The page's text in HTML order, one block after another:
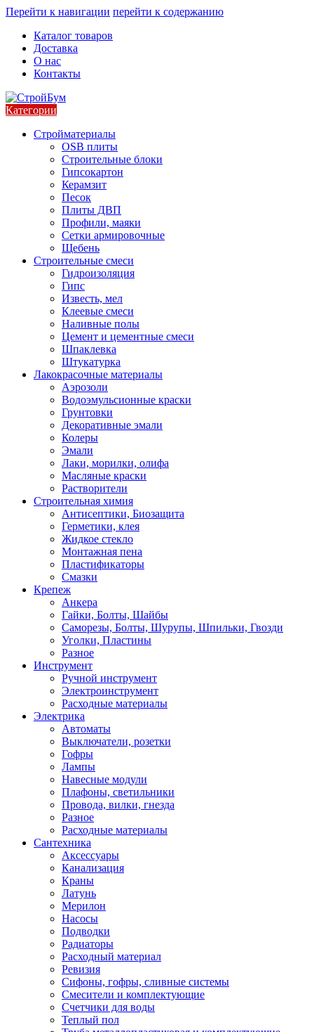
Перейти к навигации перейти к содержанию
Каталог товаров
Доставка
О нас
Контакты
Категории
Стройматериалы
OSB плиты
Строительные блоки
Гипсокартон
Керамзит
Песок
Плиты ДВП
Профили, маяки
Сетки армировочные
Щебень
Строительные смеси
Гидроизоляция
Гипс
Известь, мел
Клеевые смеси
Наливные полы
Цемент и цементные смеси
Шпаклевка
Штукатурка
Лакокрасочные материалы
Аэрозоли
Водоэмульсионные краски
Грунтовки
Декоративные эмали
Колеры
Эмали
Лаки, морилки, олифа
Масляные краски
Растворители
Строительная химия
Антисептики, Биозащита
Герметики, клея
Жидкое стекло
Монтажная пена
Пластификаторы
Смазки
Крепеж
Анкера
Гайки, Болты, Шайбы
Саморезы, Болты, Шурупы, Шпильки, Гвозди
Уголки, Пластины
Разное
Инструмент
Ручной инструмент
Электроинструмент
Расходные материалы
Электрика
Автоматы
Выключатели, розетки
Гофры
Лампы
Навесные модули
Плафоны, светильники
Провода, вилки, гнезда
Разное
Расходные материалы
Сантехника
Аксессуары
Канализация
Краны
Латунь
Мерилон
Насосы
Подводки
Радиаторы
Расходный материал
Ревизия
Сифоны, гофры, сливные системы
Смесители и комплектующие
Счетчики для воды
Теплый пол